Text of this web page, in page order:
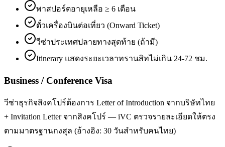
พาสปอร์ตอายุเหลือ ≥ 6 เดือน
ตั๋วเครื่องบินต่อเที่ยว (Onward Ticket)
วีซ่าประเทศปลายทางสุดท้าย (ถ้ามี)
Itinerary แสดงระยะเวลาทรานสิทไม่เกิน 24-72 ชม.
Business / Conference Visa
วีซ่าธุรกิจสิงคโปร์ต้องการ Letter of Introduction จากบริษัทไทย
+ Invitation Letter จากสิงคโปร์ — iVC ตรวจรายละเอียดให้ตรง
ตามมาตรฐานกงสุล (อ้างอิง: 30 วันสำหรับคนไทย)